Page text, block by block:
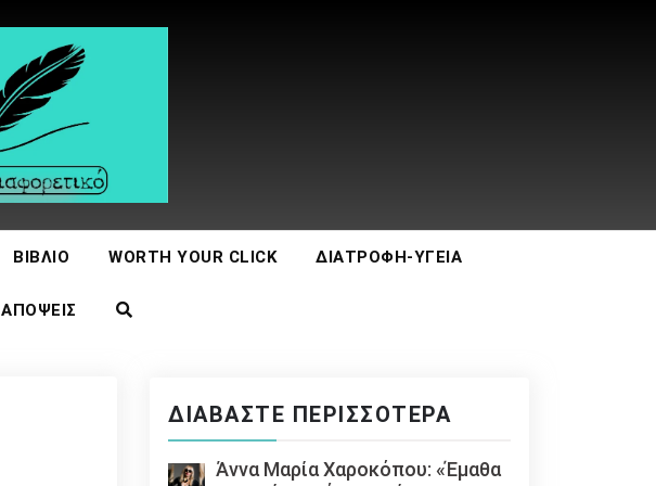
ΒΙΒΛΊΟ WORTH YOUR CLICK ΔΙΑΤΡΟΦΉ-ΥΓΕΊΑ
ΑΠΌΨΕΙΣ
ΔΙΑΒΆΣΤΕ ΠΕΡΙΣΣΌΤΕΡΑ
Άννα Μαρία Χαροκόπου: «Έμαθα